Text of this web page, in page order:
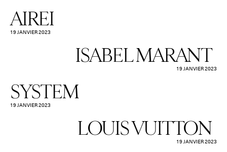
AIREI
19 JANVIER 2023
ISABEL MARANT
19 JANVIER 2023
SYSTEM
19 JANVIER 2023
LOUIS VUITTON
19 JANVIER 2023